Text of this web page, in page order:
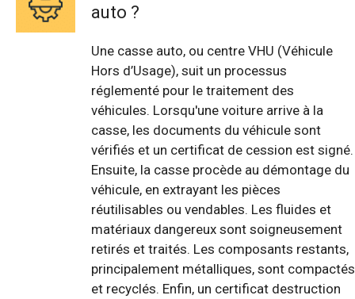
auto ?
Une casse auto, ou centre VHU (Véhicule
Hors d’Usage), suit un processus
réglementé pour le traitement des
véhicules. Lorsqu'une voiture arrive à la
casse, les documents du véhicule sont
vérifiés et un certificat de cession est signé.
Ensuite, la casse procède au démontage du
véhicule, en extrayant les pièces
réutilisables ou vendables. Les fluides et
matériaux dangereux sont soigneusement
retirés et traités. Les composants restants,
principalement métalliques, sont compactés
et recyclés. Enfin, un certificat destruction